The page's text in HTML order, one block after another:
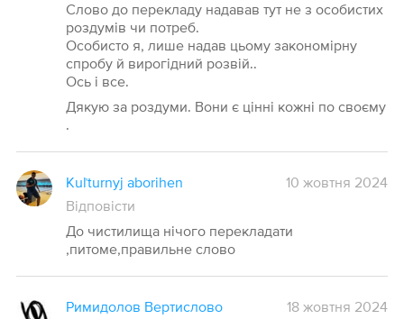
Слово до перекладу надавав тут не з особистих
роздумів чи потреб.
Особисто я, лише надав цьому закономірну
спробу й вирогідний розвій..
Ось і все.
Дякую за роздуми. Вони є цінні кожні по своєму
.
Kuľturnyj aborihen
10 жовтня 2024
Відповісти
До чистилища нічого перекладати
,питоме,правильне слово
Римидолов Вертислово
18 жовтня 2024